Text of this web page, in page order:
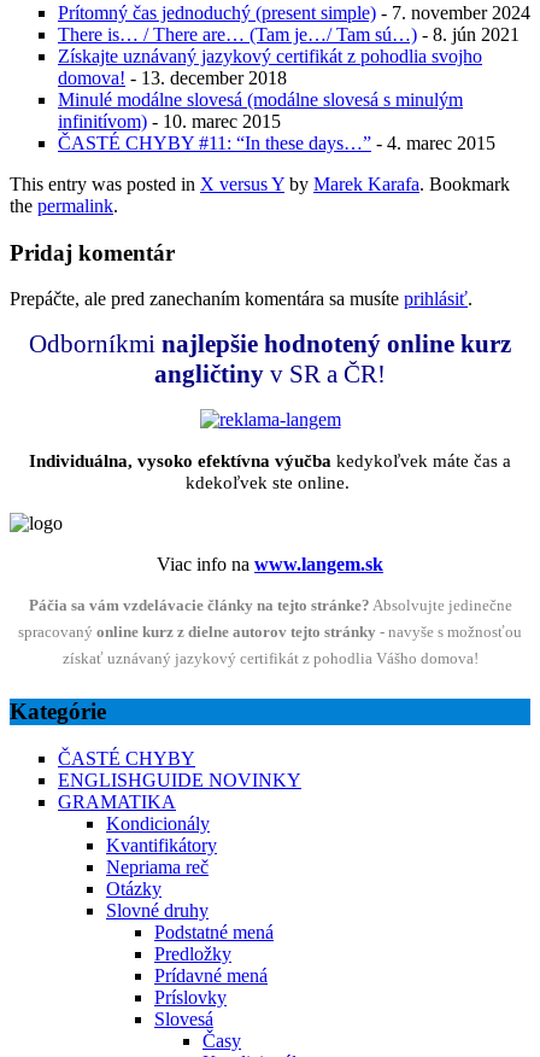
Prítomný čas jednoduchý (present simple) - 7. november 2024
There is… / There are… (Tam je…/ Tam sú…) - 8. jún 2021
Získajte uznávaný jazykový certifikát z pohodlia svojho
domova! - 13. december 2018
Minulé modálne slovesá (modálne slovesá s minulým
infinitívom) - 10. marec 2015
ČASTÉ CHYBY #11: “In these days…” - 4. marec 2015
This entry was posted in X versus Y by Marek Karafa. Bookmark
the permalink.
Pridaj komentár
Prepáčte, ale pred zanechaním komentára sa musíte prihlásiť.
Odborníkmi najlepšie hodnotený online kurz
angličtiny v SR a ČR!
Individuálna, vysoko efektívna výučba kedykoľvek máte čas a
kdekoľvek ste online.
Viac info na www.langem.sk
Páčia sa vám vzdelávacie články na tejto stránke? Absolvujte jedinečne
spracovaný online kurz z dielne autorov tejto stránky - navyše s možnosťou
získať uznávaný jazykový certifikát z pohodlia Vášho domova!
Kategórie
ČASTÉ CHYBY
ENGLISHGUIDE NOVINKY
GRAMATIKA
Kondicionály
Kvantifikátory
Nepriama reč
Otázky
Slovné druhy
Podstatné mená
Predložky
Prídavné mená
Príslovky
Slovesá
Časy